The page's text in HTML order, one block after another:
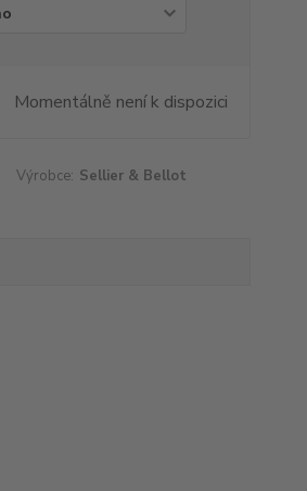
Momentálně není k dispozici
Výrobce: Sellier & Bellot